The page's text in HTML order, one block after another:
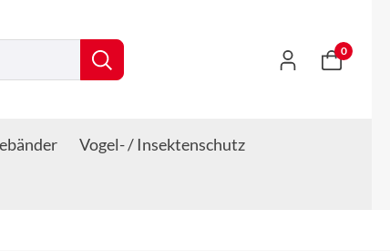
0
Vogel- / Insektenschutz